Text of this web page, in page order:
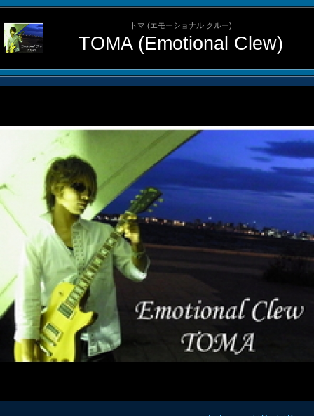
トマ (エモーショナル クルー)
TOMA (Emotional Clew)